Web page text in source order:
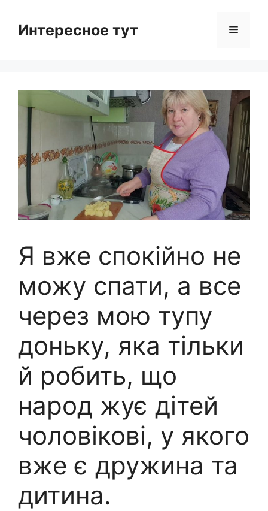
contentИнтересное тут Menu
Я вже спокійно не
можу спати, а все
через мою тупу
доньку, яка тільки
й робить, що
народ жує дітей
чоловікові, у якого
вже є дружина та
дитина.